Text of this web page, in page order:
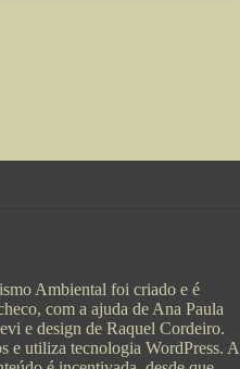
Ambiental foi criado e é
com a ajuda de Ana Paula
e design de Raquel Cordeiro.
e utiliza tecnologia WordPress. A